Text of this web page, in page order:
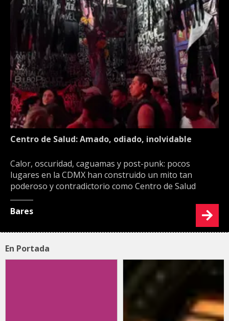
Centro de Salud: Amado, odiado, inolvidable
Calor, oscuridad, caguamas y post-punk: pocos
lugares en la CDMX han construido un mito tan
poderoso y contradictorio como Centro de Salud
Bares
En Portada